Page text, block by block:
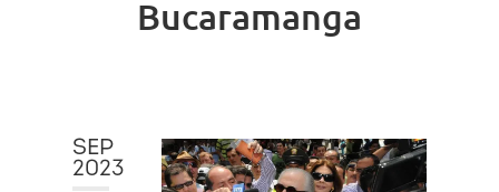
Bucaramanga
SEP
2023